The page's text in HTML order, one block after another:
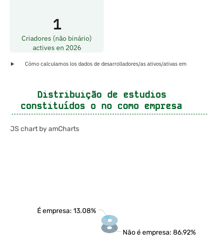
1
Criadores (não binário)
actives en 2026
Cómo calculamos los dados de desarrolladores/as ativos/ativas em
Distribuição de estudios
constituídos o no como empresa
É empresa: 13.08%
Não é empresa: 86.92%
JS chart by amCharts